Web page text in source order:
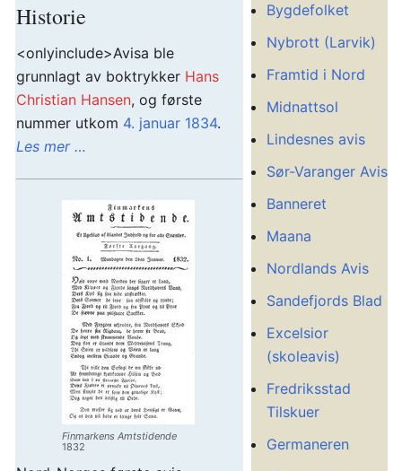
Historie
<onlyinclude>Avisa ble
grunnlagt av boktrykker Hans
Christian Hansen, og første
nummer utkom 4. januar 1834.
Les mer …
Finmarkens Amtstidende
1832
Bygdefolket
Nybrott (Larvik)
Framtid i Nord
Midnattsol
Lindesnes avis
Sør-Varanger Avis
Banneret
Maana
Nordlands Avis
Sandefjords Blad
Excelsior
(skoleavis)
Fredriksstad
Tilskuer
Germaneren